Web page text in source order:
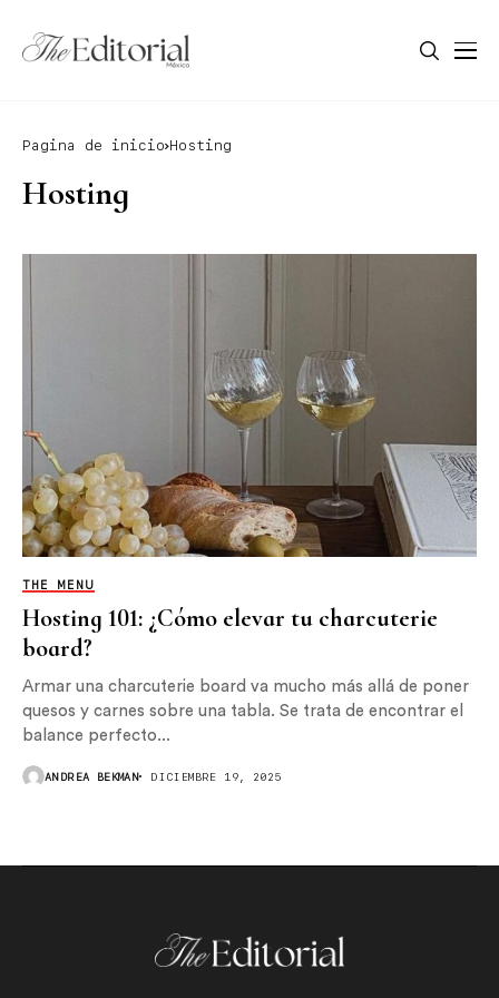
Pagina de inicio Hosting
Hosting
THE MENU
Hosting 101: ¿Cómo elevar tu charcuterie
board?
Armar una charcuterie board va mucho más allá de poner
quesos y carnes sobre una tabla. Se trata de encontrar el
balance perfecto...
ANDREA BEKMAN DICIEMBRE 19, 2025